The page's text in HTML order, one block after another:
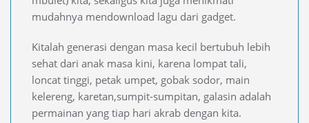
mudahnya mendownload lagu dari gadget.
Kitalah generasi dengan masa kecil bertubuh lebih
sehat dari anak masa kini, karena lompat tali,
loncat tinggi, petak umpet, gobak sodor, main
kelereng, karetan,sumpit-sumpitan, galasin adalah
permainan yang tiap hari akrab dengan kita.